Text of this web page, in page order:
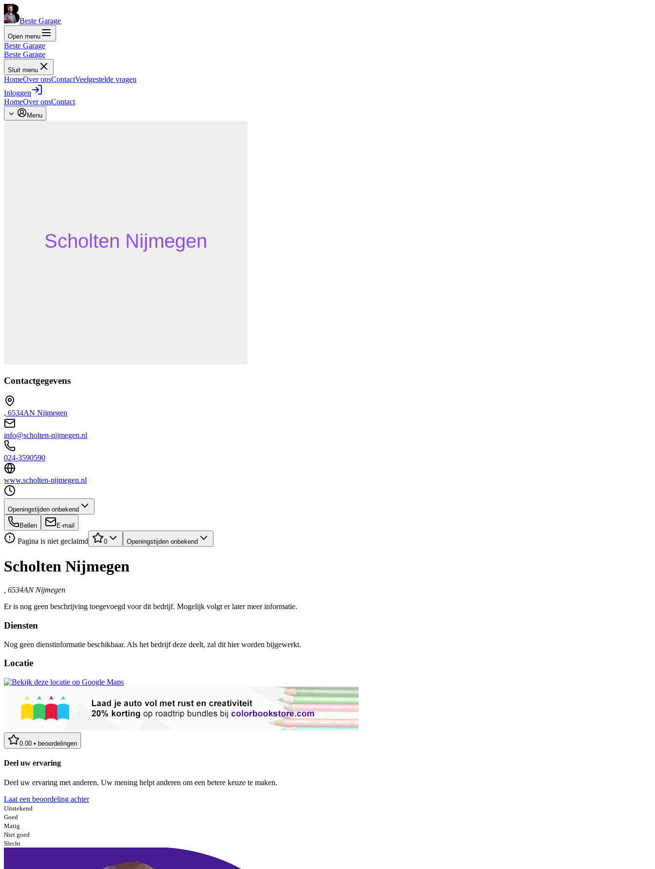
Beste Garage
Open menu
Beste Garage
Beste Garage
Sluit menu
HomeOver onsContactVeelgestelde vragen
Inloggen
HomeOver onsContact
Menu
Contactgegevens
, 6534AN Nijmegen
info@scholten-nijmegen.nl
024-3590590
www.scholten-nijmegen.nl
Openingstijden onbekend
Bellen E-mail
Pagina is niet geclaimd 0 Openingstijden onbekend
Scholten Nijmegen
, 6534AN Nijmegen
Er is nog geen beschrijving toegevoegd voor dit bedrijf. Mogelijk volgt er later meer informatie.
Diensten
Nog geen dienstinformatie beschikbaar. Als het bedrijf deze deelt, zal dit hier worden bijgewerkt.
Locatie
0.00 • beoordelingen
Deel uw ervaring
Deel uw ervaring met anderen. Uw mening helpt anderen om een betere keuze te maken.
Laat een beoordeling achter
Uitstekend
Goed
Matig
Niet goed
Slecht